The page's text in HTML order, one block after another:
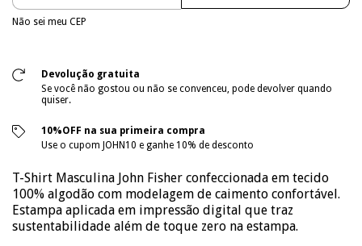
Não sei meu CEP
Devolução gratuita
Se você não gostou ou não se convenceu, pode devolver quando
quiser.
10%OFF na sua primeira compra
Use o cupom JOHN10 e ganhe 10% de desconto
T-Shirt Masculina John Fisher confeccionada em tecido
100% algodão com modelagem de caimento confortável.
Estampa aplicada em impressão digital que traz
sustentabilidade além de toque zero na estampa.